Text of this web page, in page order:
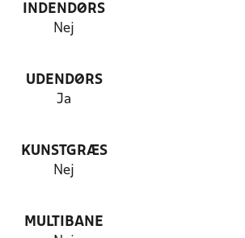
INDENDØRS
Nej
UDENDØRS
Ja
KUNSTGRÆS
Nej
MULTIBANE